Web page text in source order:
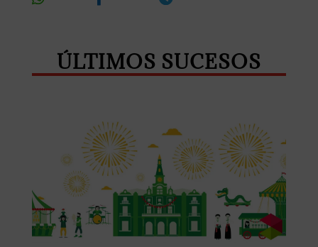
ÚLTIMOS SUCESOS